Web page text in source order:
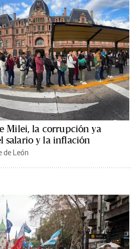
Milei, la corrupción ya
salario y la inflación
de León